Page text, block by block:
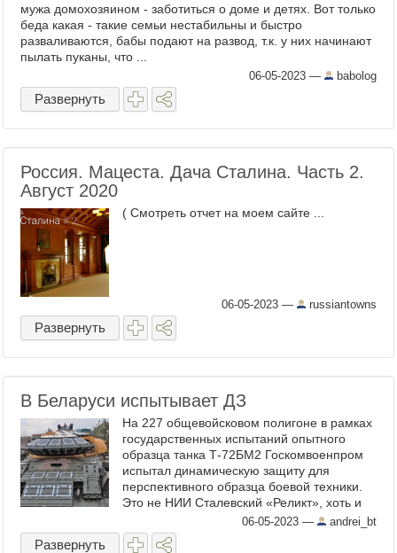
мужа домохозяином - заботиться о доме и детях. Вот только
беда какая - такие семьи нестабильны и быстро
разваливаются, бабы подают на развод, т.к. у них начинают
пылать пуканы, что ...
06-05-2023 — babolog
Развернуть
Россия. Мацеста. Дача Сталина. Часть 2.
Август 2020
( Смотреть отчет на моем сайте ...
06-05-2023 — russiantowns
Развернуть
В Беларуси испытывает ДЗ
На 227 общевойсковом полигоне в рамках
государственных испытаний опытного
образца танка Т-72БМ2 Госкомвоенпром
испытал динамическую защиту для
перспективного образца боевой техники.
Это не НИИ Сталевский «Реликт», хоть и
похоже. В целом неплохо, башня даже
норм перекрыта. А вот с ВЛД есть ...
06-05-2023 — andrei_bt
Развернуть